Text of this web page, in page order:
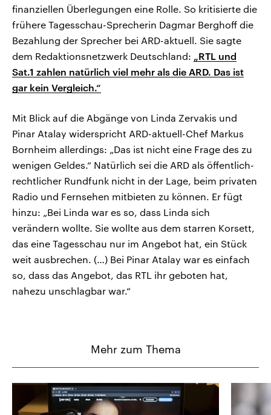
finanziellen Überlegungen eine Rolle. So kritisierte die
frühere Tagesschau-Sprecherin Dagmar Berghoff die
Bezahlung der Sprecher bei ARD-aktuell. Sie sagte
dem Redaktionsnetzwerk Deutschland: „RTL und
Sat.1 zahlen natürlich viel mehr als die ARD. Das ist
gar kein Vergleich.“
Mit Blick auf die Abgänge von Linda Zervakis und
Pinar Atalay widerspricht ARD-aktuell-Chef Markus
Bornheim allerdings: „Das ist nicht eine Frage des zu
wenigen Geldes.“ Natürlich sei die ARD als öffentlich-
rechtlicher Rundfunk nicht in der Lage, beim privaten
Radio und Fernsehen mitbieten zu können. Er fügt
hinzu: „Bei Linda war es so, dass Linda sich
verändern wollte. Sie wollte aus dem starren Korsett,
das eine Tagesschau nur im Angebot hat, ein Stück
weit ausbrechen. (…) Bei Pinar Atalay war es einfach
so, dass das Angebot, das RTL ihr geboten hat,
nahezu unschlagbar war.“
Mehr zum Thema